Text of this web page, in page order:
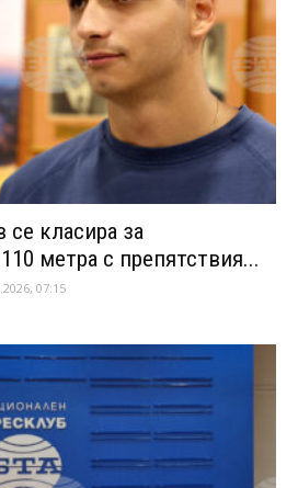
се класира за
метра с препятствия...
07:15